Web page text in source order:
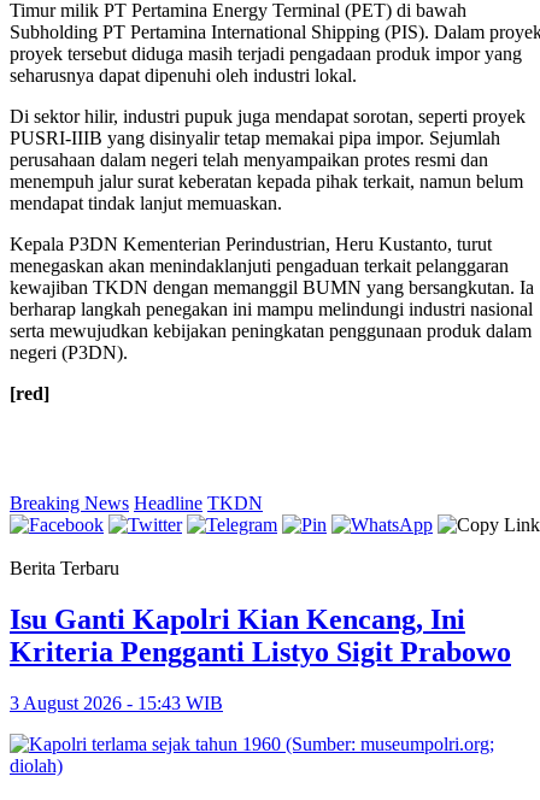
Timur milik PT Pertamina Energy Terminal (PET) di bawah
Subholding PT Pertamina International Shipping (PIS). Dalam
proyek tersebut diduga masih terjadi pengadaan produk impor yang
seharusnya dapat dipenuhi oleh industri lokal.
Di sektor hilir, industri pupuk juga mendapat sorotan, seperti proyek
PUSRI-IIIB yang disinyalir tetap memakai pipa impor. Sejumlah
perusahaan dalam negeri telah menyampaikan protes resmi dan
menempuh jalur surat keberatan kepada pihak terkait, namun belum
mendapat tindak lanjut memuaskan.
Kepala P3DN Kementerian Perindustrian, Heru Kustanto, turut
menegaskan akan menindaklanjuti pengaduan terkait pelanggaran
kewajiban TKDN dengan memanggil BUMN yang bersangkutan. Ia
berharap langkah penegakan ini mampu melindungi industri nasional
serta mewujudkan kebijakan peningkatan penggunaan produk dalam
negeri (P3DN).
[red]
Breaking News Headline TKDN
Berita Terbaru
Isu Ganti Kapolri Kian Kencang, Ini
Kriteria Pengganti Listyo Sigit Prabowo
3 August 2026 - 15:43 WIB